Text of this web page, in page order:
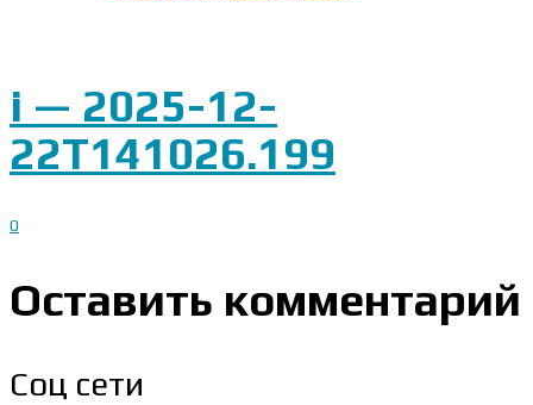
i — 2025-12-
22T141026.199
0
Оставить комментарий
Соц сети